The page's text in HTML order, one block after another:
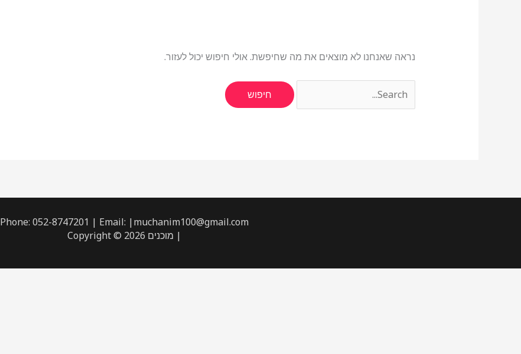
נראה שאנחנו לא מוצאים את מה שחיפשת. אולי חיפוש יכול לעזור.
Phone: 052-8747201 | Email: |muchanim100@gmail.com
| מוכנים Copyright © 2026